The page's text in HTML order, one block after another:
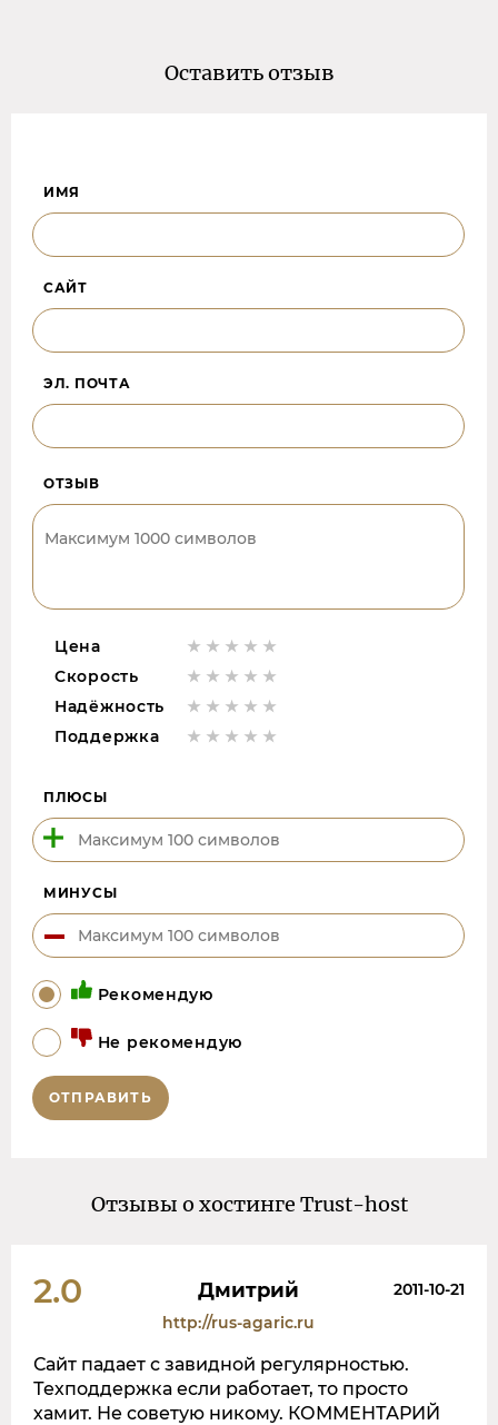
Оставить отзыв
ИМЯ
САЙТ
ЭЛ. ПОЧТА
ОТЗЫВ
Цена
Скорость
Надёжность
Поддержка
ПЛЮСЫ
МИНУСЫ
Рекомендую
Не рекомендую
ОТПРАВИТЬ
Отзывы о хостинге Trust-host
2.0 Дмитрий
2011-10-21
http://rus-agaric.ru
Сайт падает с завидной регулярностью.
Техподдержка если работает, то просто
хамит. Не советую никому. КОММЕНТАРИЙ